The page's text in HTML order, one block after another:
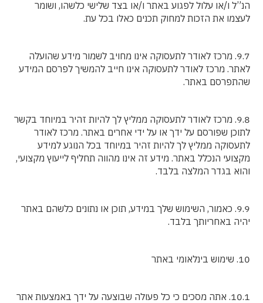
הנ”ל ו/או עלול לפגוע באתר ו/או בצד שלישי כלשהו, ושומר
לעצמו את הזכות למחוק תכנים כאלו בכל עת.
9.7. מרכז לאודר לתעסוקה אינו מחויב לשמור מידע שהועלה
לאתר. מרכז לאודר לתעסוקה אינו חייב להמשיך לפרסם המידע
שהתפרסם באתר.
9.8. מרכז לאודר לתעסוקה ממליץ לך להיות זהיר במיוחד בקשר
לתוכן שפורסם על ידך או על ידי אחרים באתר. מרכז לאודר
לתעסוקה ממליץ לך להיות זהיר במיוחד בכל הנוגע למידע
מקצועי הנכלל באתר. מידע זה אינו מהווה תחליף לייעוץ מקצועי,
והוא בגדר המלצה בלבד.
9.9. כאמור, השימוש שלך במידע, תוכן או נתונים כלשהם באתר
יהיה באחריותך בלבד.
10. שימוש בינלאומי באתר
10.1. אתה מסכים כי כל פעולה שבוצעה על ידך באמצעות אתר